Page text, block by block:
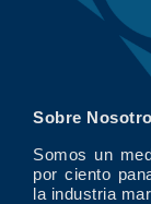
Sobre
Somos un
por ciento
la industria